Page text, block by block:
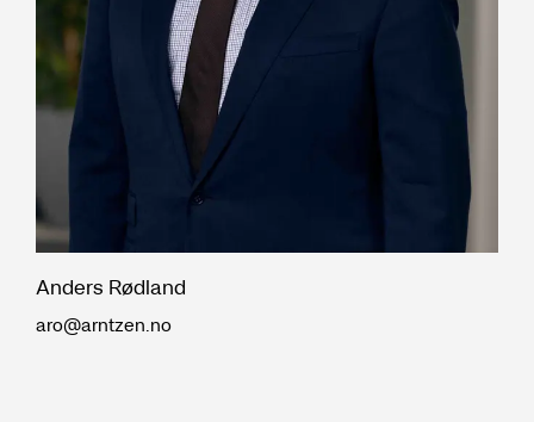
Anders Rødland
aro@arntzen.no